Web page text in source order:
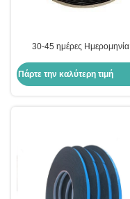
30-45 ημέρες Ημερομηνία
διαχωριστικό αλουμινίου 0,5
mm/1 mm πάχος
Πάρτε την καλύτερη τιμή